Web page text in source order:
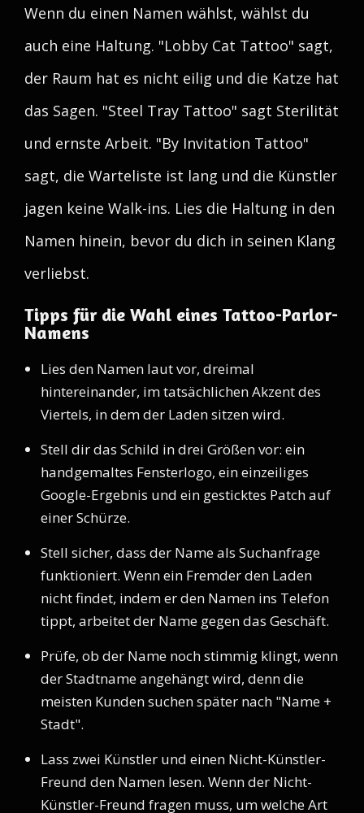
Wenn du einen Namen wählst, wählst du
auch eine Haltung. "Lobby Cat Tattoo" sagt,
der Raum hat es nicht eilig und die Katze hat
das Sagen. "Steel Tray Tattoo" sagt Sterilität
und ernste Arbeit. "By Invitation Tattoo"
sagt, die Warteliste ist lang und die Künstler
jagen keine Walk-ins. Lies die Haltung in den
Namen hinein, bevor du dich in seinen Klang
verliebst.
Tipps für die Wahl eines Tattoo-Parlor-
Namens
Lies den Namen laut vor, dreimal
hintereinander, im tatsächlichen Akzent des
Viertels, in dem der Laden sitzen wird.
Stell dir das Schild in drei Größen vor: ein
handgemaltes Fensterlogo, ein einzeiliges
Google-Ergebnis und ein gesticktes Patch auf
einer Schürze.
Stell sicher, dass der Name als Suchanfrage
funktioniert. Wenn ein Fremder den Laden
nicht findet, indem er den Namen ins Telefon
tippt, arbeitet der Name gegen das Geschäft.
Prüfe, ob der Name noch stimmig klingt, wenn
der Stadtname angehängt wird, denn die
meisten Kunden suchen später nach "Name +
Stadt".
Lass zwei Künstler und einen Nicht-Künstler-
Freund den Namen lesen. Wenn der Nicht-
Künstler-Freund fragen muss, um welche Art